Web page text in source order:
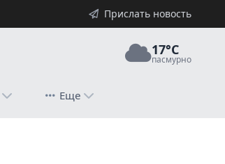
Прислать новость
17°C
пасмурно
Еще